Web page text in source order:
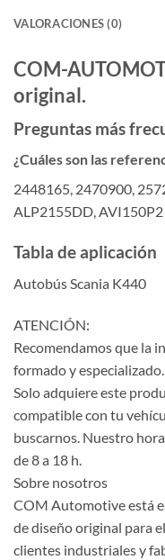
VALORACIONES (0)
COM-
original.
Preguntas más
¿Cuáles son las
2448165, 2470900,
ALP2155DD,
Tabla de aplicación
Autobús Scania K440
ATENCIÓN:
Recomendamos que la
formado y especializado.
Solo adquiere este
compatible con tu
buscarnos. Nuestro
de 8 a 18 h.
Sobre nosotros
COM Automotive está
de diseño original para
clientes industriales y